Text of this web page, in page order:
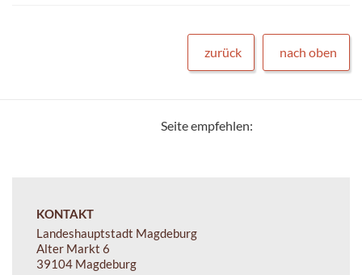
zurück nach oben
Seite empfehlen:
KONTAKT
Landeshauptstadt Magdeburg
Alter Markt 6
39104 Magdeburg